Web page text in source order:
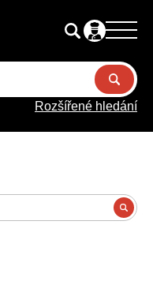
Rozšířené hledání